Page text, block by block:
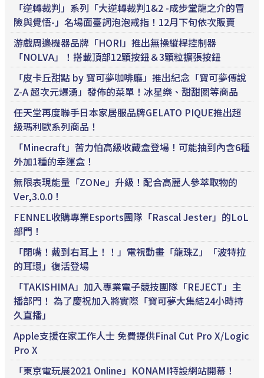
「逆轉裁判」系列「大逆轉裁判1&2 -成步堂龍之介的冒
險與覺悟-」名場面臺詞泡泡戒指！12月下旬依次販賣
游戲周邊機器品牌「HORI」推出無操縱桿控制器
「NOLVA」！搭載頂部12顆按鈕＆3顆粒擴張按鈕
「皮卡丘甜點 by 寶可夢咖啡廳」推出紀念「寶可夢傳說
Z-A 超次元爆湧」發佈的菜單！冰星樂、甜甜圈等商品
任天堂再度聯手日本家居服品牌GELATO PIQUE推出超
級瑪利歐系列商品！
「Minecraft」苦力怕高級收藏盒登場！可能抽到內含6種
外加1種的幸運盒！
無限表現能量「ZONe」升級！配合高麗人參萃取物的
Ver,3.0.0！
FENNEL收購專業Esports團隊「Rascal Jester」的LoL
部門！
「閉嘴！戴到右耳上！！」電視動畫「龍珠Z」「波特拉
的耳環」復活登場
「TAKISHIMA」加入專業電子競技團隊「REJECT」主
播部門！ 為了慶祝加入將實際「寶可夢大集結24小時持
久直播」
Apple支援在家工作人士 免費提供Final Cut Pro X/Logic
Pro X
「東京電玩展2021 Online」KONAMI特設網站開幕！